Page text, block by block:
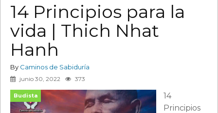
14 Principios para la
vida | Thich Nhat
Hanh
By Caminos de Sabiduría
junio 30, 2022 373
Budista
14
Principios